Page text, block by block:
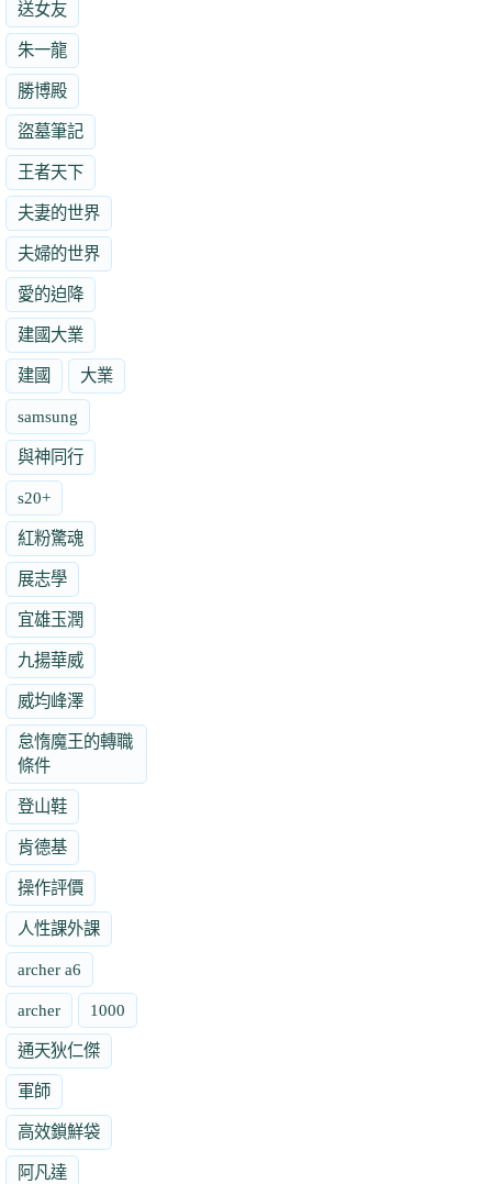
送女友
朱一龍
勝博殿
盜墓筆記
王者天下
夫妻的世界
夫婦的世界
愛的迫降
建國大業
建國 大業
samsung
與神同行
s20+
紅粉驚魂
展志學
宜雄玉潤
九揚華威
威均峰澤
怠惰魔王的轉職
條件
登山鞋
肯德基
操作評價
人性課外課
archer a6
archer 1000
通天狄仁傑
軍師
高效鎖鮮袋
阿凡達